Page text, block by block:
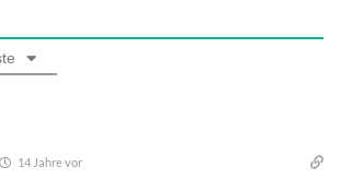
14 Jahre vor